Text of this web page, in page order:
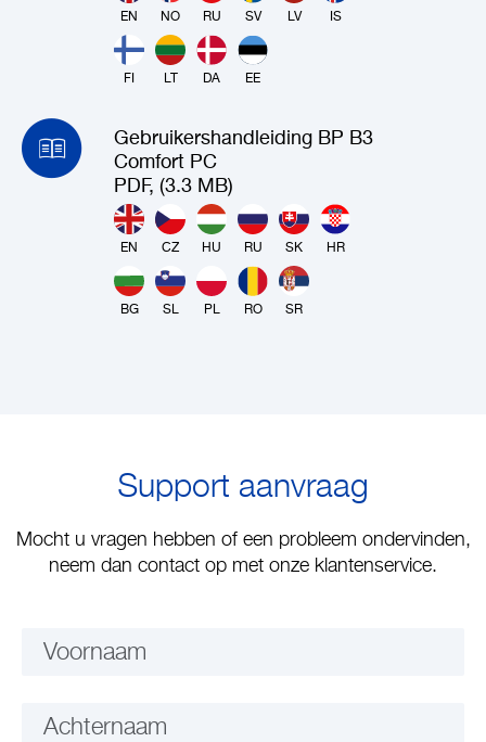
EN NO RU SV LV IS
FI LT DA EE
Gebruikershandleiding BP B3
Comfort PC
PDF, (3.3 MB)
EN CZ HU RU SK HR
BG SL PL RO SR
Support aanvraag
Mocht u vragen hebben of een probleem ondervinden,
neem dan contact op met onze klantenservice.
Voornaam
Achternaam